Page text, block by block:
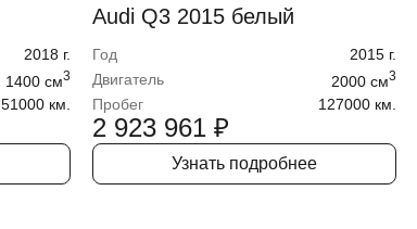
2018 г.
1400 cм3
51000 км.
Audi Q3 2015 белый
Год 2015 г.
Двигатель
2000 cм3
Пробег 127000 км.
2 923 961 ₽
Узнать подробнее